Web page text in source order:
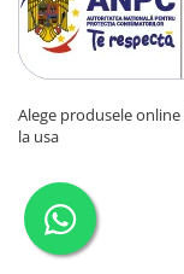
Alege produsele
la usa